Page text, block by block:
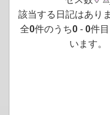
該当する日記はあり
全0件のうち0 - 0件
います。